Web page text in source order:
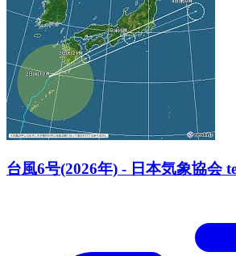
台風6号(2026年) - 日本気象協会